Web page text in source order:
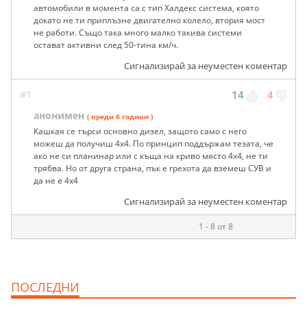
автомобили в момента са с тип Халдекс система, която
докато не ти приплъзне двигателно колело, втория мост
не работи. Също така много малко такива системи
остават активни след 50-тина км/ч.
Сигнализирай за неуместен коментар
#1 14 4
анонимен ( преди 6 години )
Кашкая се търси основно дизел, защото само с него
можеш да получиш 4х4. По принцип поддържам тезата, че
ако не си планинар или с къща на криво място 4х4, не ти
трябва. Но от друга страна, пък е грехота да вземеш СУВ и
да не е 4х4
Сигнализирай за неуместен коментар
1 - 8 от 8
ПОСЛЕДНИ